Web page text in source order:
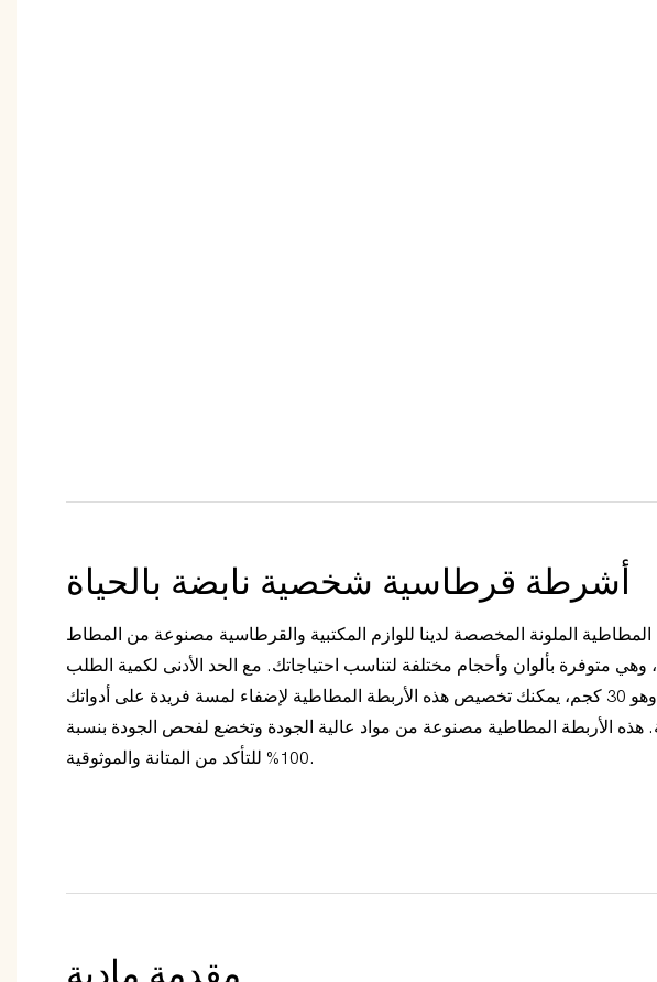
أشرطة قرطاسية شخصية نابضة بالحياة
المطاطية الملونة المخصصة لدينا للوازم المكتبية والقرطاسية مصنوعة من المطاط
وهي متوفرة بألوان وأحجام مختلفة لتناسب احتياجاتك. مع الحد الأدنى لكمية الطلب
وهو 30 كجم، يمكنك تخصيص هذه الأربطة المطاطية لإضفاء لمسة فريدة على أدواتك
هذه الأربطة المطاطية مصنوعة من مواد عالية الجودة وتخضع لفحص الجودة بنسبة
100% للتأكد من المتانة والموثوقية.